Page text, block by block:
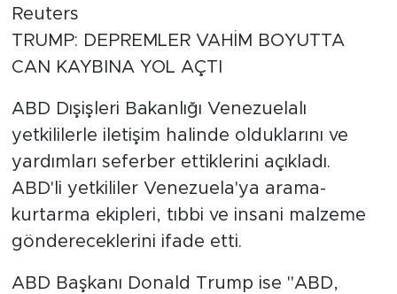
Reuters
TRUMP: DEPREMLER VAHİM BOYUTTA
CAN KAYBINA YOL AÇTI
ABD Dışişleri Bakanlığı Venezuelalı
yetkililerle iletişim halinde olduklarını ve
yardımları seferber ettiklerini açıkladı.
ABD'li yetkililer Venezuela'ya arama-
kurtarma ekipleri, tıbbi ve insani malzeme
göndereceklerini ifade etti.
ABD Başkanı Donald Trump ise "ABD,